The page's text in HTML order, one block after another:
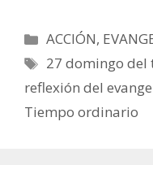
Categorías
ACCIÓN,
Etiquetas
27 domingo
reflexión del
Tiempo ordinario